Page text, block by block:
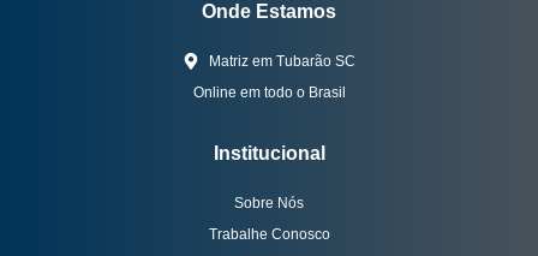
Onde Estamos
Matriz em Tubarão SC
Online em todo o Brasil
Institucional
Sobre Nós
Trabalhe Conosco